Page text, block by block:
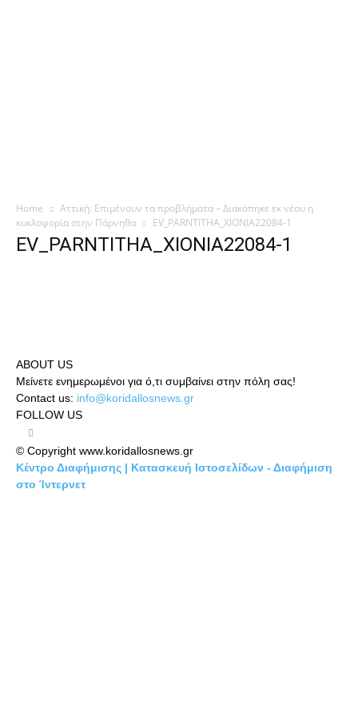
Home
Αττική: Επιμένουν τα προβλήματα – Διακόπηκε εκ νέου η
κυκλοφορία στην Πάρνηθα
EV_PARNTITHA_XIONIA22084-1
EV_PARNTITHA_XIONIA22084-1
ABOUT US
Μείνετε ενημερωμένοι για ό,τι συμβαίνει στην πόλη σας!
Contact us: info@koridallosnews.gr
FOLLOW US
© Copyright www.koridallosnews.gr
Κέντρο Διαφήμισης | Κατασκευή Ιστοσελίδων - Διαφήμιση
στο Ίντερνετ